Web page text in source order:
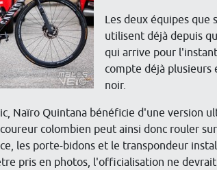
Les deux équipes que
utilisent déjà depuis
qui arrive pour
compte déjà plusieurs
noir.
Naïro Quintana bénéficie d'une version
colombien peut ainsi donc rouler
les porte-bidons et le transpondeur
pris en photos, l'officialisation ne